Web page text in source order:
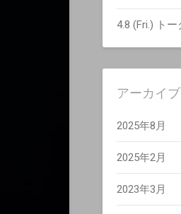
4.8 (Fri.) ト
アーカイブ
2025年8月
2025年2月
2023年3月